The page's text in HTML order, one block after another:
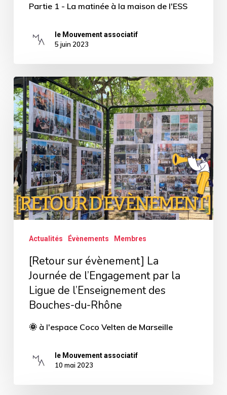
Partie 1 - La matinée à la maison de l'ESS
le Mouvement associatif
5 juin 2023
[Retour
sur
évènement]
La
Journée
de
l’Engagement
par
la
l’Enseignement
Bouches-
Rhône
Actualités Évènements Membres
[Retour sur évènement] La
Journée de l’Engagement par la
Ligue de l’Enseignement des
Bouches-du-Rhône
🌞 à l'espace Coco Velten de Marseille
le Mouvement associatif
10 mai 2023